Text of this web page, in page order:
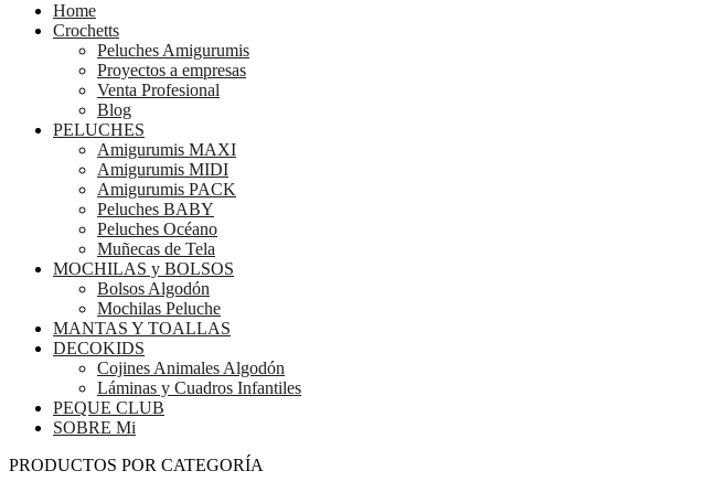
Home
Crochetts
Peluches Amigurumis
Proyectos a empresas
Venta Profesional
Blog
PELUCHES
Amigurumis MAXI
Amigurumis MIDI
Amigurumis PACK
Peluches BABY
Peluches Océano
Muñecas de Tela
MOCHILAS y BOLSOS
Bolsos Algodón
Mochilas Peluche
MANTAS Y TOALLAS
DECOKIDS
Cojines Animales Algodón
Láminas y Cuadros Infantiles
PEQUE CLUB
SOBRE Mi
PRODUCTOS POR CATEGORÍA